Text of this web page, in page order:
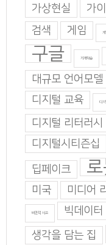
가상현실 가
검색
게임 게
구글 기계학습
대규모 언어모델
디지털 교육
디지
디지털 리터러시
디지털시티즌십
딥페이크
미국
미디어
비판적 사고 빅데이터
생각을 담는 집